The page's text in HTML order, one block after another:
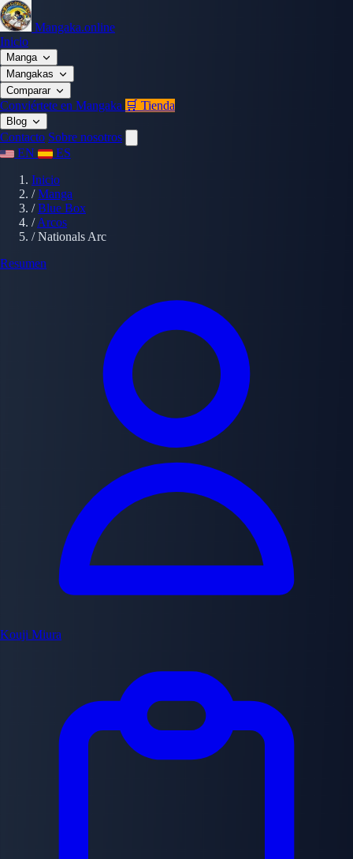
Mangaka.online
Inicio
Manga
Mangakas
Comparar
Conviértete en Mangaka 🛒 Tienda
Blog
Contacto Sobre nosotros
EN
ES
Inicio
/ Manga
/ Blue Box
/ Arcos
/ Nationals Arc
Resumen
Kouji Miura